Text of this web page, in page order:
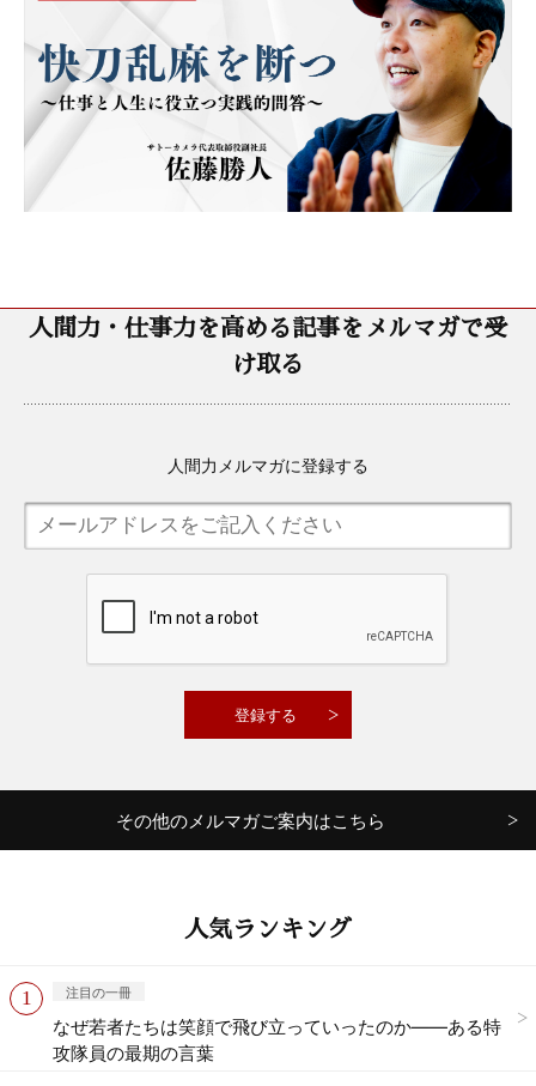
人間力・仕事力を高める記事をメルマガで受
け取る
人間力メルマガに登録する
その他のメルマガご案内はこちら
人気ランキング
注目の一冊
なぜ若者たちは笑顔で飛び立っていったのか——ある特
攻隊員の最期の言葉